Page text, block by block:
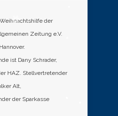
der
Zeitung e.V.
ist Dany Schrader,
HAZ. Stellvertretender
Alt,
der Sparkasse